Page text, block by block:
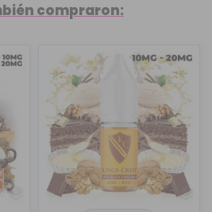
compraron: